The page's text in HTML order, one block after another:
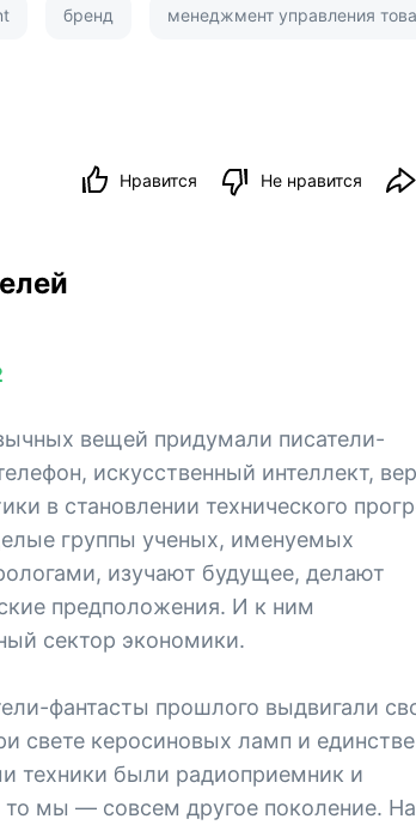
бренд менеджмент управления
Нравится Не нравится
вещей придумали писатели-
искусственный интеллект,
в становлении технического
группы ученых, именуемых
изучают будущее, делают
предположения. И к ним
сектор экономики.
фантасты прошлого выдвигали
свете керосиновых ламп и
техники были радиоприемник и
то мы — совсем другое поколение.